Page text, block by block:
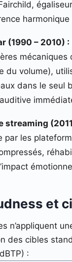
harmonique
(1990 – 2010) :
du volume),
dans le seul
streaming
les
et
n’appliquent
des cibles
: